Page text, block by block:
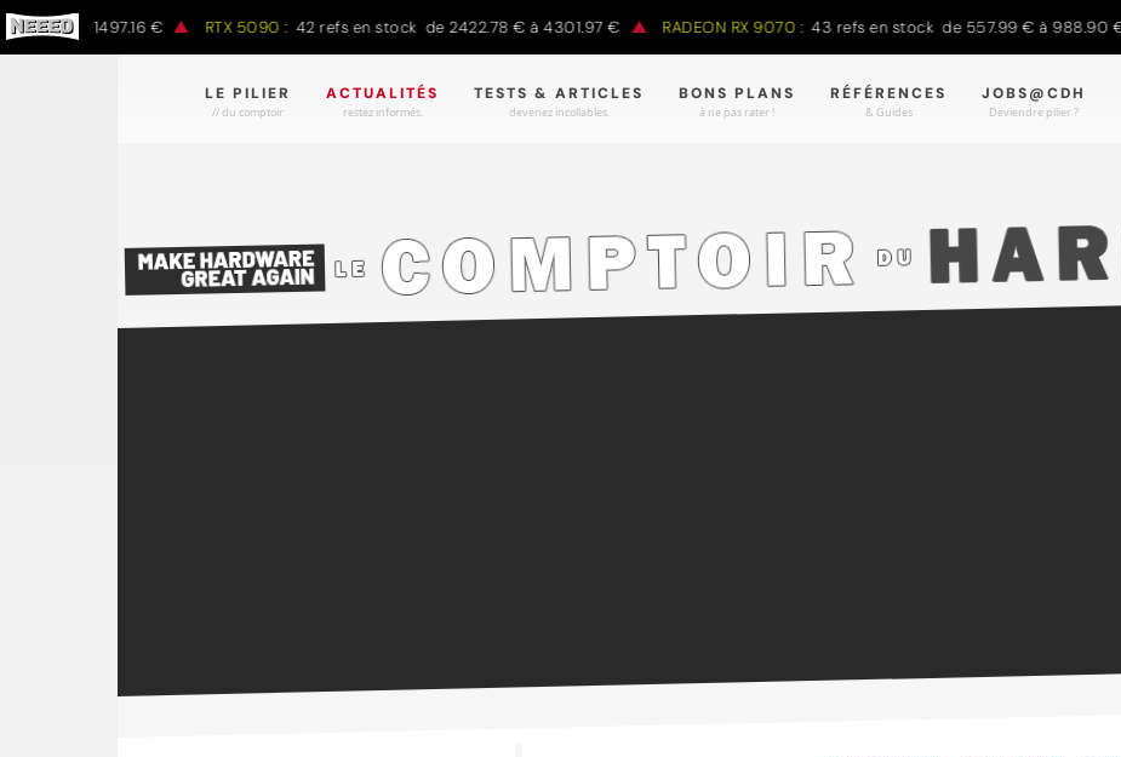
€ à 1497.16 € RTX 5090 : 42 refs en stock de 2422.78 € à 4301.97 € RADEON RX 9070 : 43 refs en stock de 557.99 € à 988.90 €
LE PILIER
// du comptoir
ACTUALITÉS
restez informés.
TESTS & ARTICLES
devenez incollables.
BONS PLANS
à ne pas rater !
RÉFÉRENCES
& Guides
JOBS@CDH
Deviendre pilier ?